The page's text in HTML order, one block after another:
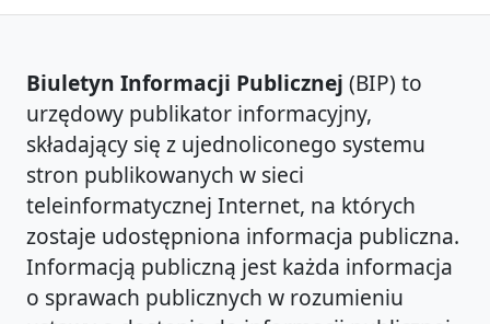
Biuletyn Informacji Publicznej (BIP) to
urzędowy publikator informacyjny,
składający się z ujednoliconego systemu
stron publikowanych w sieci
teleinformatycznej Internet, na których
zostaje udostępniona informacja publiczna.
Informacją publiczną jest każda informacja
o sprawach publicznych w rozumieniu